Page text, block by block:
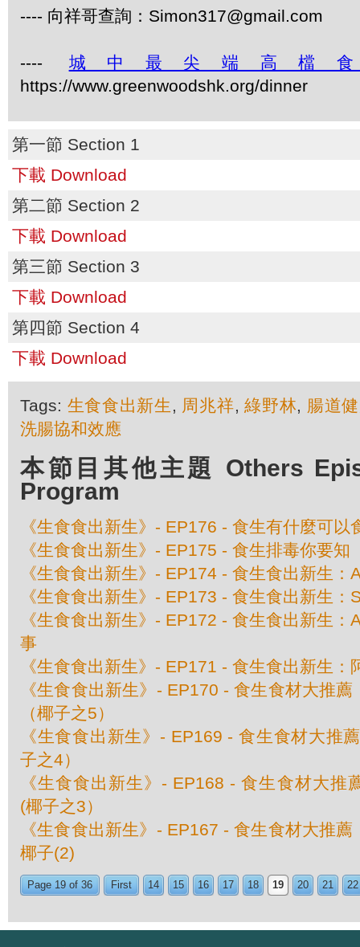
---- 向祥哥查詢：Simon317@gmail.com
---- 城中最尖端高檔
https://www.greenwoodshk.org/dinner
第一節 Section 1
下載 Download
第二節 Section 2
下載 Download
第三節 Section 3
下載 Download
第四節 Section 4
下載 Download
Tags: 生食食出新生 , 周兆祥,綠野林, 腸道
洗腸協和效應
本節目其他主題 Others
Program
《生食食出新生》- EP176 - 食生有什麼可以
《生食食出新生》- EP175 - 食生排毒你要知
《生食食出新生》- EP174 - 食生食出新生：
《生食食出新生》- EP173 - 食生食出新生
《生食食出新生》- EP172 - 食生食出新生
事
《生食食出新生》- EP171 - 食生食出新生：
《生食食出新生》- EP170 - 食生食材大推
（椰子之5）
《生食食出新生》- EP169 - 食生食材大推
子之4）
《生食食出新生》- EP168 - 食生食材大推
(椰子之3）
《生食食出新生》- EP167 - 食生食材大推
椰子(2)
Page 19 of 36 First 14 15 16 17 18 19 20 21 22